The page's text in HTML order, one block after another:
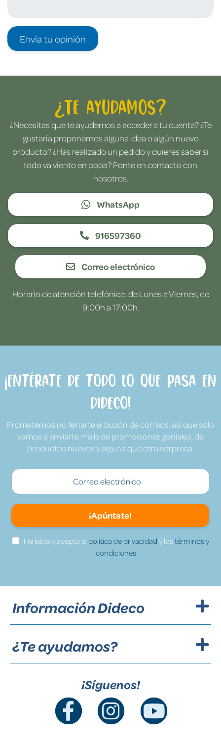
Envía tu opinión
¿Te ayudamos?
¿Necesitas que te ayudemos a acceder a tu cuenta? ¿Te
gustaría proponernos alguna idea o algún nuevo
producto? ¿Has realizado un pedido y quieres saber si
todo va viento en popa? Ponte en contacto con
nosotros.
WhatsApp
916597360
Correo electrónico
Horario de atención telefónica: de Lunes a Viernes, de
9:00h a 17:00h.
¡Entérate de todo lo que pasa en
Dideco!
Prometemos no llenarte el buzón de correos, así que solo
vamos a enviarte mails de promociones geniales, de
productos nuevos y alguna que otra sorpresa.
¡Apúntate!
He leído y acepto la política de privacidad y lostérminos y
condiciones.
Información Dideco
¿Te ayudamos?
¡Síguenos!